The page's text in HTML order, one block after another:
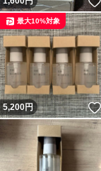
5,200円
最大10%対象